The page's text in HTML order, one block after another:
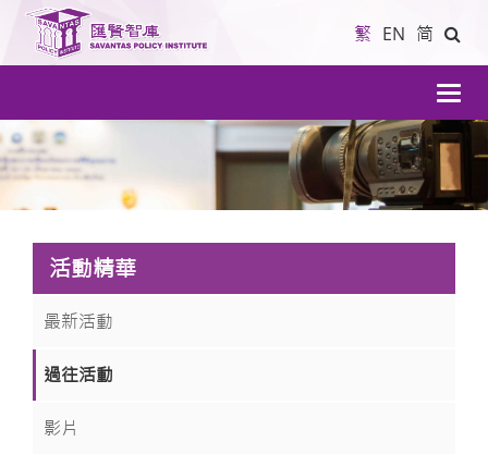
繁 EN 简
導
航
活動精華
最新活動
過往活動
影片